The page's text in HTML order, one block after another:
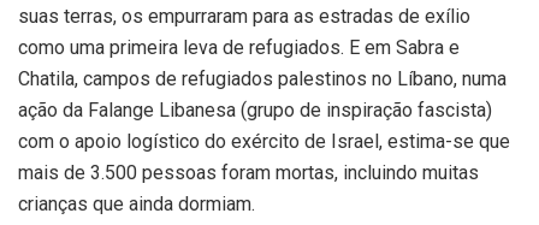
suas terras, os empurraram para as estradas de exílio
como uma primeira leva de refugiados. E em Sabra e
Chatila, campos de refugiados palestinos no Líbano, numa
ação da Falange Libanesa (grupo de inspiração fascista)
com o apoio logístico do exército de Israel, estima-se que
mais de 3.500 pessoas foram mortas, incluindo muitas
crianças que ainda dormiam.